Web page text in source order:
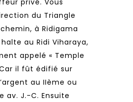
privé. Vous
du Triangle
à Ridigama
au Ridi Viharaya,
appelé « Temple
il fût édifié sur
au IIème ou
av. J.-C. Ensuite